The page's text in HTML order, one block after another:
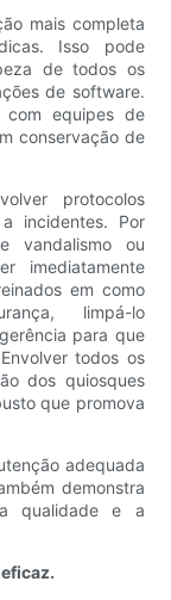
mais completa
Isso pode
de todos os
de software.
com equipes de
conservação de
protocolos
incidentes. Por
vandalismo ou
imediatamente
em como
limpá-lo
para que
todos os
dos quiosques
que promova
adequada
demonstra
qualidade e a